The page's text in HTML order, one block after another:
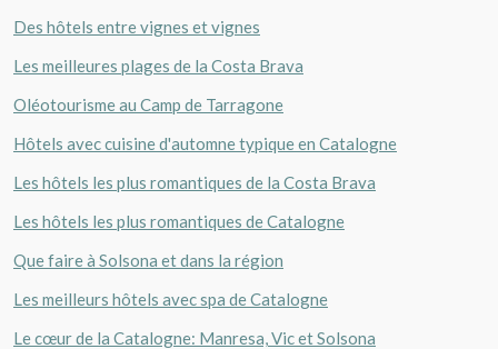
Des hôtels entre vignes et vignes
Les meilleures plages de la Costa Brava
Oléotourisme au Camp de Tarragone
Hôtels avec cuisine d'automne typique en Catalogne
Les hôtels les plus romantiques de la Costa Brava
Les hôtels les plus romantiques de Catalogne
Que faire à Solsona et dans la région
Les meilleurs hôtels avec spa de Catalogne
Le cœur de la Catalogne: Manresa, Vic et Solsona